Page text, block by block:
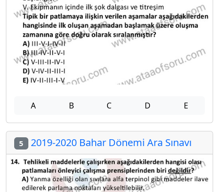
A B C D E
5 2019-2020 Bahar Dönemi Ara Sınavı